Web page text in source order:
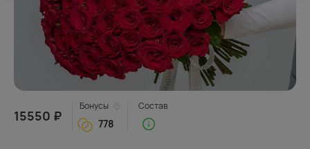
15550 ₽
Бонусы
778
Состав